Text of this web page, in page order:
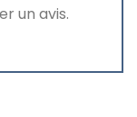
un avis.